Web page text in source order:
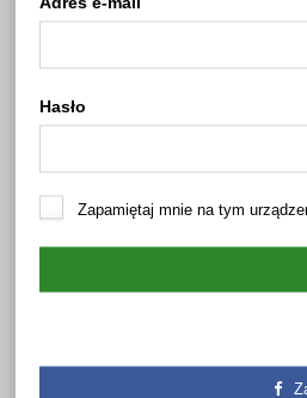
Hasło
Zapamiętaj mnie na tym